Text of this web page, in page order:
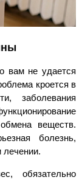
вам не удается
кроется в
заболевания
веществ.
болезнь,
обязательно